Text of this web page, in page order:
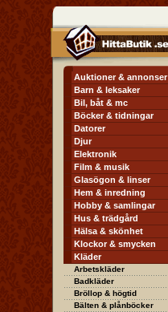
Auktioner & annonser
Barn & leksaker
Bil, båt & mc
Böcker & tidningar
Datorer
Djur
Elektronik
Film & musik
Glasögon & linser
Hem & inredning
Hobby & samlingar
Hus & trädgård
Hälsa & skönhet
Klockor & smycken
Kläder
Arbetskläder
Badkläder
Bröllop & högtid
Bälten & plånböcker